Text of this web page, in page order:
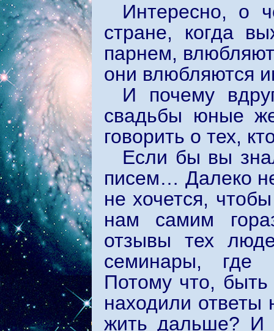
Интересно, о
стране, когда
парнем,
они влюбляются
И почему
свадьбы юные
говорить о тех,
Если бы вы
писем… Далеко
не хочется,
нам самим
отзывы тех
семинары, где
Потому что,
находили ответы
жить дальше? И